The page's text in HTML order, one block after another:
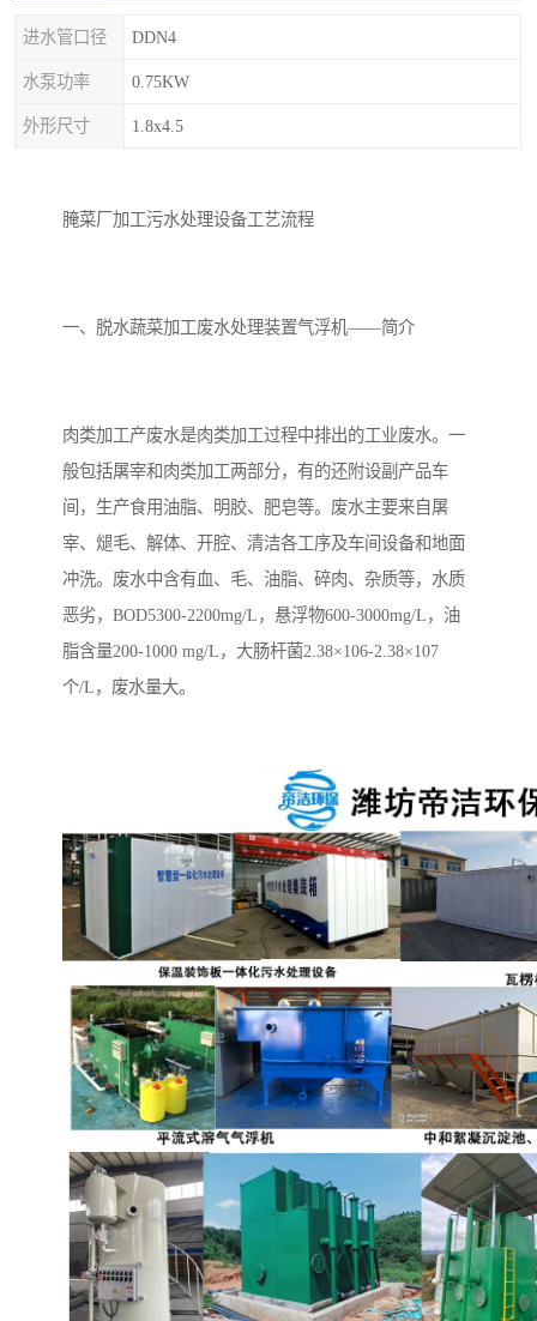
进水管口径 DDN4
水泵功率 0.75KW
外形尺寸 1.8x4.5
腌菜厂加工污水处理设备工艺流程
一、 脱水蔬菜加工废水处理装置气浮机——简介
肉类加工产废水是肉类加工过程中排出的工业废水。一
般包括屠宰和肉类加工两部分，有的还附设副产品车
间，生产食用油脂、明胶、肥皂等。废水主要来自屠
宰、煺毛、解体、开腔、清洁各工序及车间设备和地面
冲洗。废水中含有血、毛、油脂、碎肉、杂质等，水质
恶劣，BOD5300-2200mg/L，悬浮物600-3000mg/L，油
脂含量200-1000 mg/L，大肠杆菌2.38×106-2.38×107
个/L，废水量大。
复合二氧化氯发生器污水
处理设备
屠宰场一体化污水处理设
气浮机一体化污水处理设 污水处理设备生产厂家
污水提升泵站 口腔科污水处理设备
风景区生活污水处理一体
化设备
一体化污水处理设备
无动力一体化污水处理设 服务区一体化污水处理设
备
成套生活污水处理设备 小型污水处理设备
小型一体化污水处理设备
微动力污水处理设备 集中式生活污水处理设备
接触式一体化污水处理设 化粪池一体化污水处理设
备
污水处理一体化设备 气浮机设备
淀粉污水处理设备 塑料污水处理设备
净水设备反渗透 奶制品加工污水处理设备
喷漆污水处理设备 污水处理设备设备生产厂
家
屠宰场一体化污水处设备
生产厂家
餐厨垃圾污水处理设备
洗车污水处理设备 变电站污水处理设备
熟食厂污水处理设备 美容院一体化污水处理设